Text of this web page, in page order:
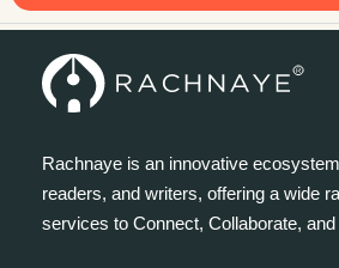
Rachnaye is an innovative
readers, and writers, offering a wide
services to Connect, Collaborate, and